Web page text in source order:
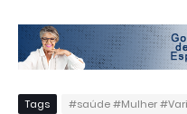
Tags #saúde #Mulher